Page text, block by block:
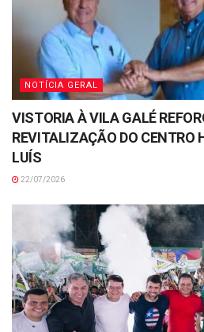
NOTÍCIA GERAL
VISTORIA À VILA GALÉ
REVITALIZAÇÃO DO CENTRO
LUÍS
22/07/2026